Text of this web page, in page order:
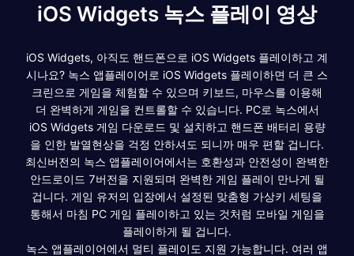
iOS Widgets 녹스 플레이 영상
iOS Widgets, 아직도 핸드폰으로 iOS Widgets 플레이하고 계
시나요? 녹스 앱플레이어로 iOS Widgets 플레이하면 더 큰 스
크린으로 게임을 체험할 수 있으며 키보드, 마우스를 이용해
더 완벽하게 게임을 컨트롤할 수 있습니다. PC로 녹스에서
iOS Widgets 게임 다운로드 및 설치하고 핸드폰 배터리 용량
을 인한 발열현상을 걱정 안하셔도 되니까 매우 편할 겁니다.
최신버전의 녹스 앱플레이어에서는 호환성과 안전성이 완벽한
안드로이드 7버전을 지원되며 완벽한 게임 플레이 만나게 될
겁니다. 게임 유저의 입장에서 설정된 맞춤형 가상키 세팅을
통해서 마침 PC 게임 플레이하고 있는 것처럼 모바일 게임을
플레이하게 될 겁니다.
녹스 앱플레이어에서 멀티 플레이도 지원 가능합니다. 여러 앱